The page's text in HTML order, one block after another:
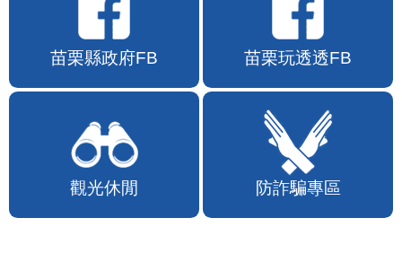
苗栗縣政府FB 苗栗玩透透FB
觀光休閒 防詐騙專區